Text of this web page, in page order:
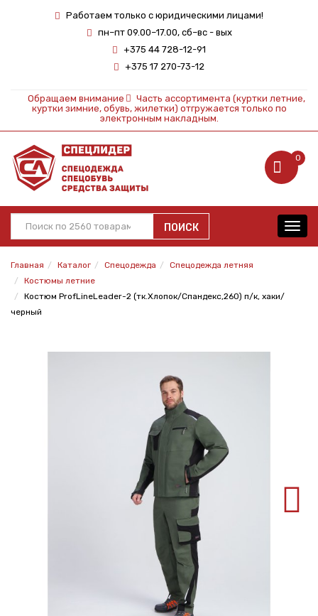
Работаем только с юридическими лицами!
пн–пт 09.00–17.00, сб–вс - вых
+375 44 728-12-91
+375 17 270-73-12
Обращаем внимание
Часть ассортимента (куртки летние,
куртки зимние, обувь, жилетки) отгружается только по
электронным накладным.
0
ПОИСК
Главная Каталог Спецодежда
Спецодежда летняя
Костюмы летние
Костюм ProfLineLeader-2 (тк.Хлопок/Спандекс,260) п/к, хаки/
черный